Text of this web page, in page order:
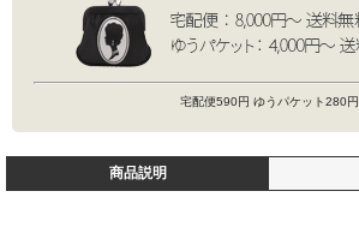
宅配便590円 ゆうパケット280円
商品説明